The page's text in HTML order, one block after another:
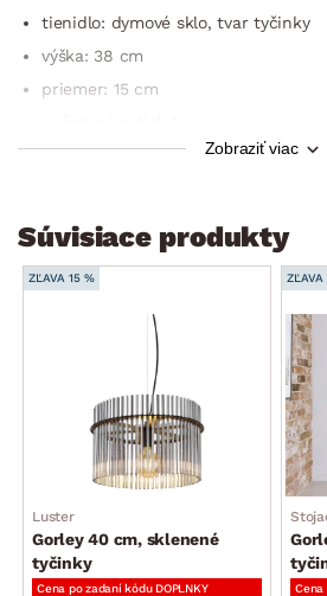
tienidlo: dymové sklo, tvar tyčinky
výška: 38 cm
priemer: 15 cm
typ pätice: E27
žiarovky: nie sú súčasťou dodávky
stupeň krytia IP: IP20
trieda ochrany: 2
napätie: 230 voltov
prívodový kábel s vypínačom (dĺžka
druh osvetlenia: stolové
štýl: moderný, elegantný
dodávané v demonte
Zobraziť viac
Súvisiace produkty
ZĽAVA 15 %
Luster
Gorley 40 cm, sklenené
tyčinky
Cena po zadaní kódu DOPLNKY
ZĽAVA
Cena